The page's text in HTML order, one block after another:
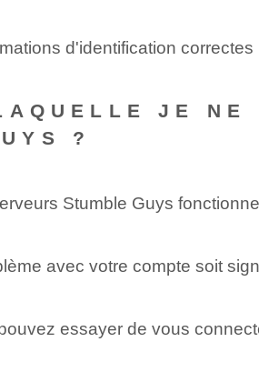
d'identification
JE NE
?
Stumble Guys
avec votre compte soit
essayer de vous